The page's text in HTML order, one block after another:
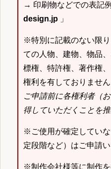
→ 印刷物などでの表記
design.jp 」
※特別に記載のない限
ての人物、建物、物品
標権、特許権、著作権
権利を有しておりません
ご申請前に各権利者（
得していただくことを推
※ご使用が確定してい
定段階など）はご申請い
※制作会社様等に制作